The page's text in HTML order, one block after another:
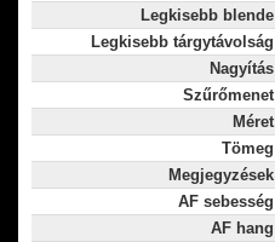
Legkisebb blende
Legkisebb tárgytávolság
Nagyítás
Szűrőmenet
Méret
Tömeg
Megjegyzések
AF sebesség
AF hang